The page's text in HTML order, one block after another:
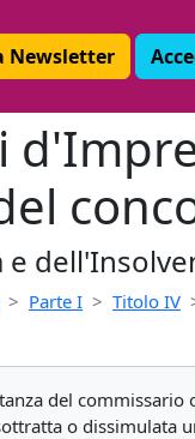
Newsletter
e
Parte I Titolo IV
del
o dissimulata